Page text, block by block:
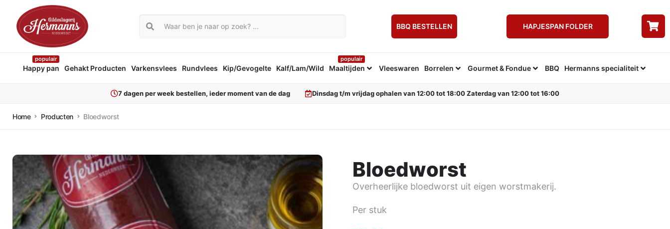
BBQ BESTELLEN HAPJESPAN FOLDER
Happy pan
populair
Gehakt Producten Varkensvlees Rundvlees Kip/Gevogelte Kalf/Lam/Wild Maaltijden
populair
Vleeswaren Borrelen Gourmet & Fondue BBQ Hermanns specialiteit
7 dagen per week bestellen, ieder moment van de dag Dinsdag t/m vrijdag ophalen van 12:00 tot 18:00 Zaterdag van 12:00 tot 16:00
Home Producten Bloedworst
Bloedworst
Overheerlijke bloedworst uit eigen worstmakerij.
Per stuk